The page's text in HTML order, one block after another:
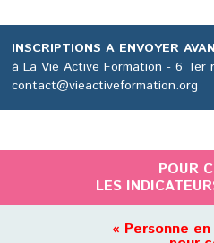
INSCRIPTIONS A ENVOYER
à La Vie Active Formation - 6 Ter
contact@vieactiveformation.org
POUR
LES
« Personne